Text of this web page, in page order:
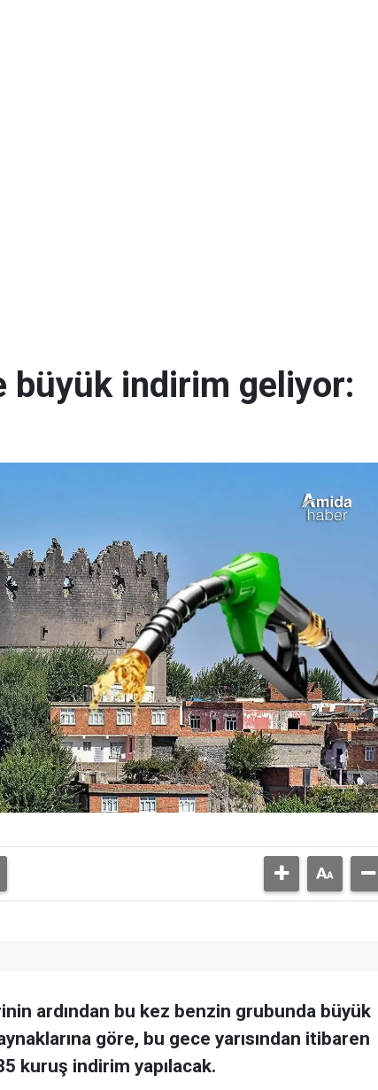
büyük indirim geliyor:
ardından bu kez benzin grubunda büyük
göre, bu gece yarısından itibaren
kuruş indirim yapılacak.